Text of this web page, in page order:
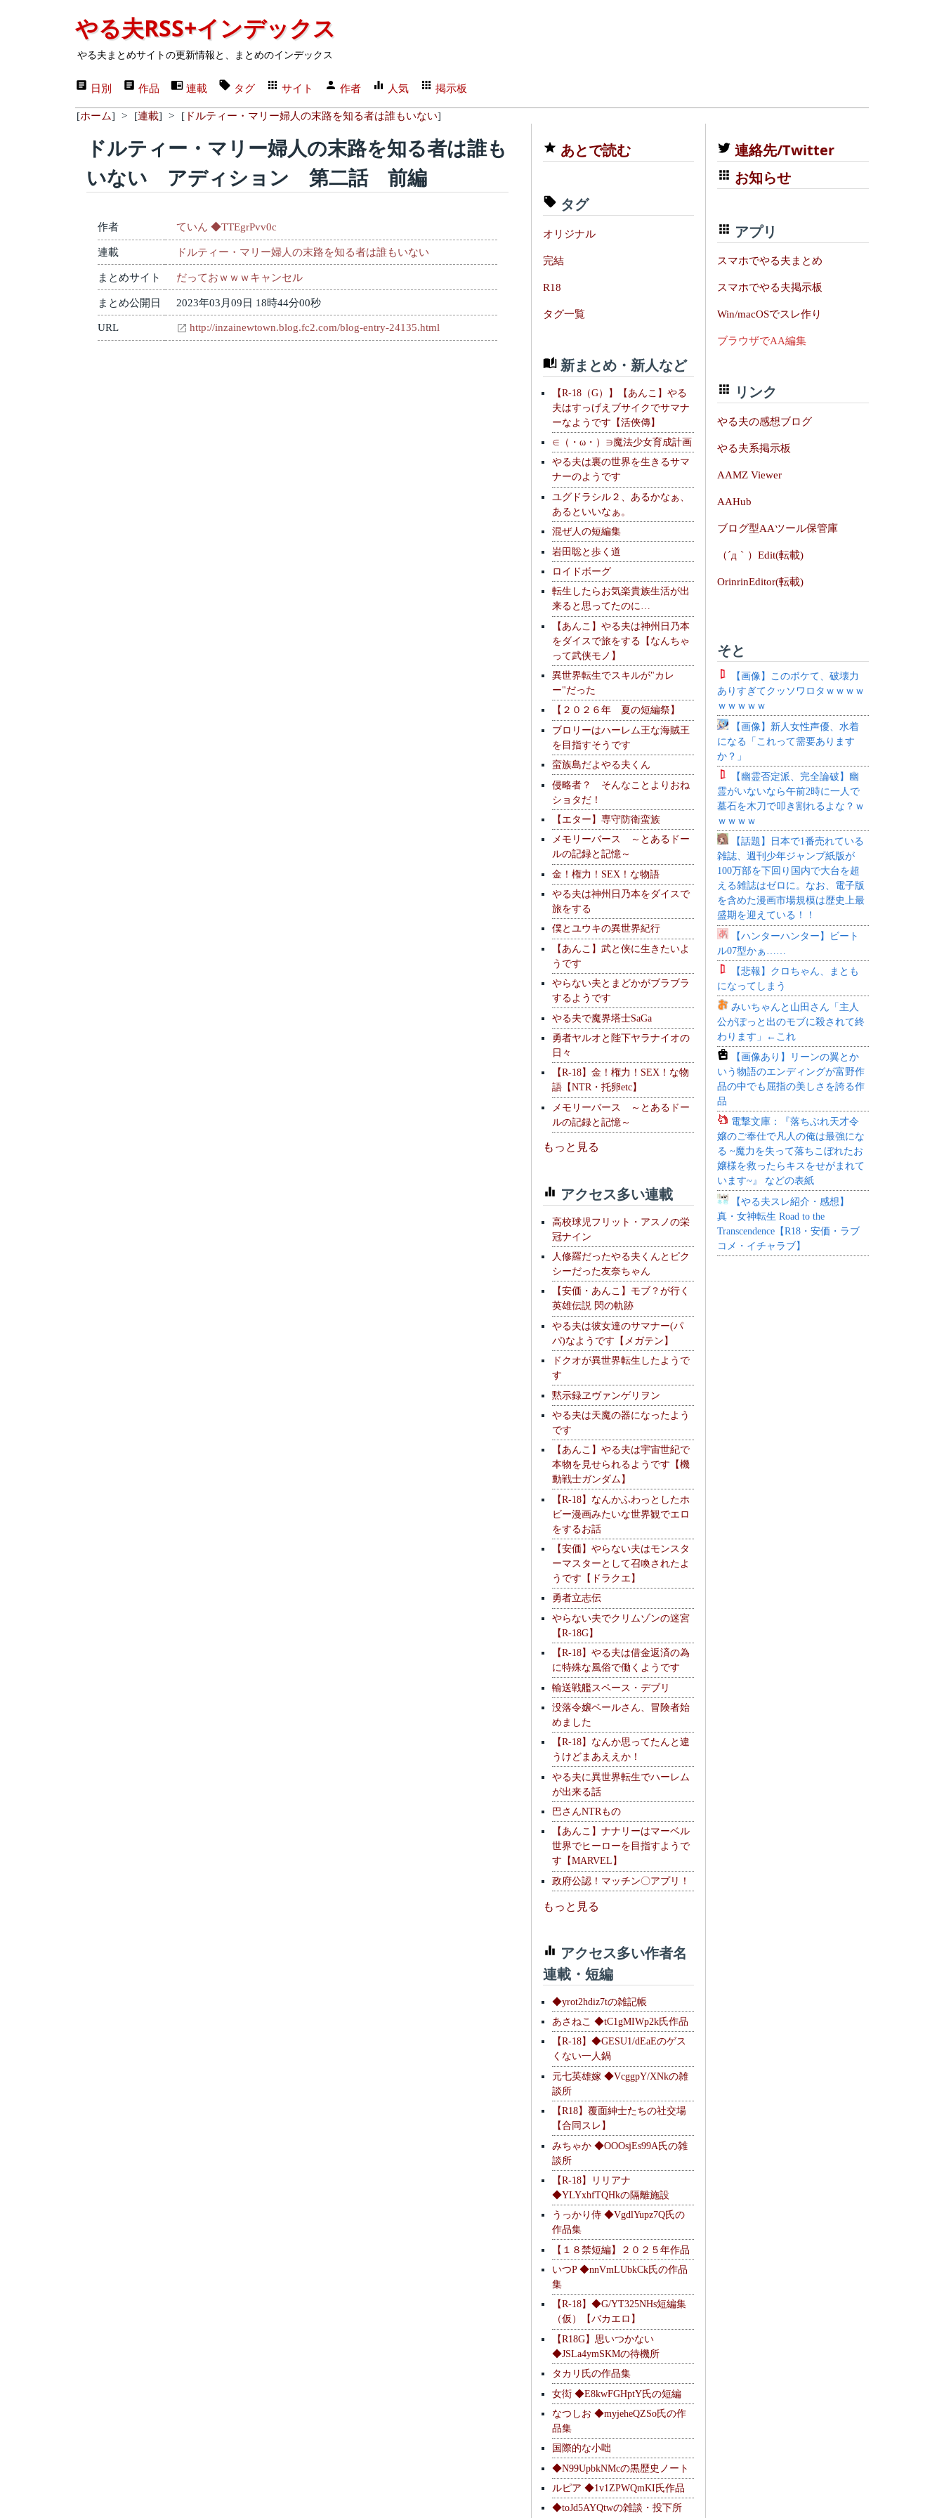
やる夫RSS+インデックス
やる夫まとめサイトの更新情報と、まとめのインデックス
日別 作品 連載 タグ サイト 作者 人気 掲示板
[ホーム] > [連載] > [ドルティー・マリー婦人の末路を知る者は誰もいない]
ドルティー・マリー婦人の末路を知る者は誰も
いない アディション 第二話 前編
作者 ていん ◆TTEgrPvv0c
連載 ドルティー・マリー婦人の末路を知る者は誰もいない
まとめサイト だっておｗｗｗキャンセル
まとめ公開日 2023年03月09日 18時44分00秒
URL http://inzainewtown.blog.fc2.com/blog-entry-24135.html
あとで読む
タグ
オリジナル
完結
R18
タグ一覧
新まとめ・新人など
【R-18（G）】【あんこ】やる
夫はすっげえブサイクでサマナ
ーなようです【活俠傳】
∈（・ω・）∋魔法少女育成計画
やる夫は裏の世界を生きるサマ
ナーのようです
ユグドラシル２、あるかなぁ、
あるといいなぁ。
混ぜ人の短編集
岩田聡と歩く道
ロイドボーグ
転生したらお気楽貴族生活が出
来ると思ってたのに…
【あんこ】やる夫は神州日乃本
をダイスで旅をする【なんちゃ
って武侠モノ】
異世界転生でスキルが"カレ
ー"だった
【２０２６年 夏の短編祭】
ブロリーはハーレム王な海賊王
を目指すそうです
蛮族島だよやる夫くん
侵略者？ そんなことよりおね
ショタだ！
【エター】専守防衛蛮族
メモリーバース ～とあるドー
ルの記録と記憶～
金！権力！SEX！な物語
やる夫は神州日乃本をダイスで
旅をする
僕とユウキの異世界紀行
【あんこ】武と侠に生きたいよ
うです
やらない夫とまどかがブラブラ
するようです
やる夫で魔界塔士SaGa
勇者ヤルオと陛下ヤラナイオの
日々
【R-18】金！権力！SEX！な物
語【NTR・托卵etc】
メモリーバース ～とあるドー
ルの記録と記憶～
もっと見る
アクセス多い連載
高校球児フリット・アスノの栄
冠ナイン
人修羅だったやる夫くんとピク
シーだった友奈ちゃん
【安価・あんこ】モブ？が行く
英雄伝説 閃の軌跡
やる夫は彼女達のサマナー(パ
パ)なようです【メガテン】
ドクオが異世界転生したようで
す
黙示録ヱヴァンゲリヲン
やる夫は天魔の器になったよう
です
【あんこ】やる夫は宇宙世紀で
本物を見せられるようです【機
動戦士ガンダム】
【R-18】なんかふわっとしたホ
ビー漫画みたいな世界観でエロ
をするお話
【安価】やらない夫はモンスタ
ーマスターとして召喚されたよ
うです【ドラクエ】
勇者立志伝
やらない夫でクリムゾンの迷宮
【R-18G】
【R-18】やる夫は借金返済の為
に特殊な風俗で働くようです
輸送戦艦スペース・デブリ
没落令嬢ベールさん、冒険者始
めました
【R-18】なんか思ってたんと違
うけどまあええか！
やる夫に異世界転生でハーレム
が出来る話
巴さんNTRもの
【あんこ】ナナリーはマーベル
世界でヒーローを目指すようで
す【MARVEL】
政府公認！マッチン〇アプリ！
もっと見る
アクセス多い作者名
連載・短編
◆yrot2hdiz7tの雑記帳
あさねこ ◆tC1gMIWp2k氏作品
【R-18】◆GESU1/dEaEのゲス
くない一人鍋
元七英雄嫁 ◆VcggpY/XNkの雑
談所
【R18】覆面紳士たちの社交場
【合同スレ】
みちゃか ◆OOOsjEs99A氏の雑
談所
【R-18】リリアナ
◆YLYxhfTQHkの隔離施設
うっかり侍 ◆VgdlYupz7Q氏の
作品集
【１８禁短編】２０２５年作品
いつP ◆nnVmLUbkCk氏の作品
集
【R-18】◆G/YT325NHs短編集
（仮）【バカエロ】
【R18G】思いつかない
◆JSLa4ymSKMの待機所
タカリ氏の作品集
女衒 ◆E8kwFGHptY氏の短編
なつしお ◆myjeheQZSo氏の作
品集
国際的な小咄
◆N99UpbkNMcの黒歴史ノート
ルピア ◆1v1ZPWQmKI氏作品
◆toJd5AYQtwの雑談・投下所
連絡先/Twitter
お知らせ
アプリ
スマホでやる夫まとめ
スマホでやる夫掲示板
Win/macOSでスレ作り
ブラウザでAA編集
リンク
やる夫の感想ブログ
やる夫系掲示板
AAMZ Viewer
AAHub
ブログ型AAツール保管庫
（´д｀）Edit(転載)
OrinrinEditor(転載)
そと
【画像】このボケて、破壊力
ありすぎてクッソワロタｗｗｗｗ
ｗｗｗｗｗ
【画像】新人女性声優、水着
になる「これって需要あります
か？」
【幽霊否定派、完全論破】幽
霊がいないなら午前2時に一人で
墓石を木刀で叩き割れるよな？ｗ
ｗｗｗｗ
【話題】日本で1番売れている
雑誌、週刊少年ジャンプ紙版が
100万部を下回り国内で大台を超
える雑誌はゼロに。なお、電子版
を含めた漫画市場規模は歴史上最
盛期を迎えている！！
【ハンターハンター】ビート
ル07型かぁ……
【悲報】クロちゃん、まとも
になってしまう
みいちゃんと山田さん「主人
公がぽっと出のモブに殺されて終
わります」←これ
【画像あり】リーンの翼とか
いう物語のエンディングが富野作
品の中でも屈指の美しさを誇る作
品
電撃文庫：『落ちぶれ天才令
嬢のご奉仕で凡人の俺は最強にな
る ~魔力を失って落ちこぼれたお
嬢様を救ったらキスをせがまれて
います~』 などの表紙
【やる夫スレ紹介・感想】
真・女神転生 Road to the
Transcendence【R18・安価・ラブ
コメ・イチャラブ】